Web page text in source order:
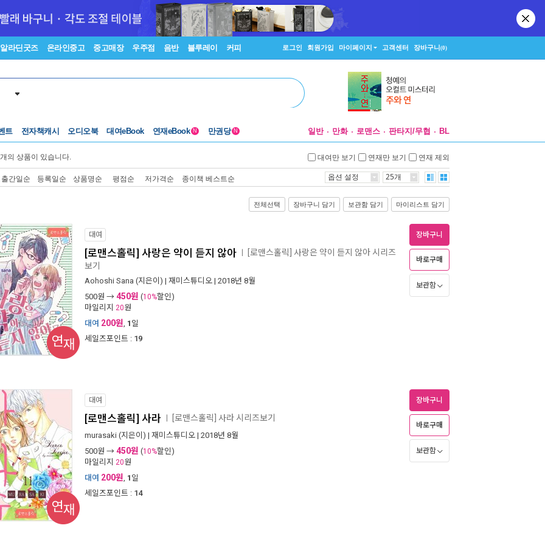
알라딘굿즈 온라인중고 중고매장 우주점 음반 블루레이 커피 로그인 회원가입 마이페이지 고객센터 장바구니(0)
트 전자책캐시 오디오북 대여eBook 연재eBook N 만권당 N 일반 만화 로맨스 판타지/무협 BL
개의 상품이 있습니다. 대여만 보기 연재만 보기 연재 제외
출간일순 등록일순 상품명순 평점순 저가격순 종이책 베스트순 옵션 설정 25개
전체선택 장바구니 담기 보관함 담기 마이리스트 담기
대여
[로맨스홀릭] 사랑은 약이 듣지 않아 [로맨스홀릭] 사랑은 약이 듣지 않아 시리즈
보기
Aohoshi Sana (지은이) | 재미스튜디오 | 2018년 8월
500원 → 450원 (10%할인)
마일리지 20원
대여 200원, 1 일
세일즈포인트 : 19
장바구니
바로구매
보관함
대여
[로맨스홀릭] 사라 [로맨스홀릭] 사라 시리즈보기
murasaki (지은이) | 재미스튜디오 | 2018년 8월
500원 → 450원 (10%할인)
마일리지 20원
대여 200원, 1 일
세일즈포인트 : 14
장바구니
바로구매
보관함